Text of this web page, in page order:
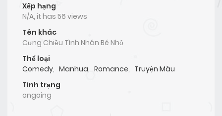
Xếp hạng
N/A, it has 56 views
Tên khác
Cưng Chiều Tình Nhân Bé Nhỏ
Thể loại
Comedy, Manhua, Romance, Truyện Màu
Tình trạng
ongoing